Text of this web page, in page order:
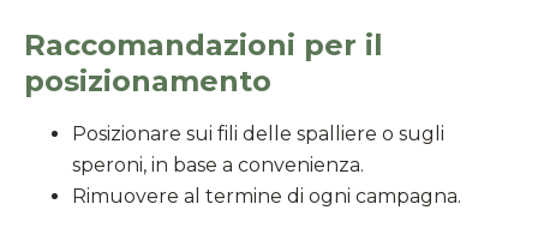
Raccomandazioni per il
posizionamento
Posizionare sui fili delle spalliere o sugli
speroni, in base a convenienza.
Rimuovere al termine di ogni campagna.